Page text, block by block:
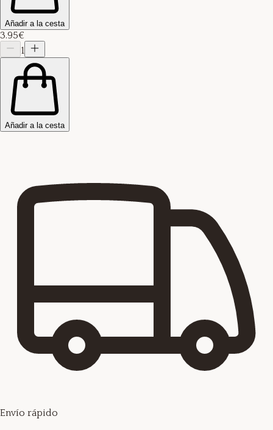
Añadir a la cesta
3.95€
1
Añadir a la cesta
Envío rápido